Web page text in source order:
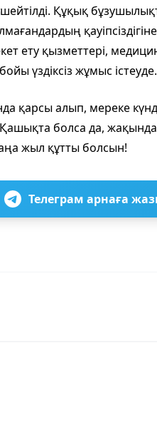
Құқық
ету қызметтері,
үздіксіз жұмыс істеуде.
қарсы алып, мереке
Қашықта болса да,
жыл құтты болсын!
Телеграм арнаға